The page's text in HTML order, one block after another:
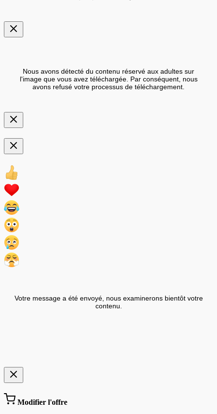
Nous avons détecté du contenu réservé aux adultes sur
l'image que vous avez téléchargée. Par conséquent, nous
avons refusé votre processus de téléchargement.
Votre message a été envoyé, nous examinerons bientôt votre
contenu.
Modifier l'offre